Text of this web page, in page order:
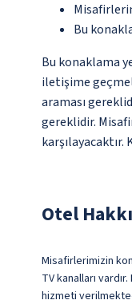
Bu
Bu konaklama
iletişime
araması
gereklidir.
Otel
Misafirlerimizin
TV kanalları
hizmeti